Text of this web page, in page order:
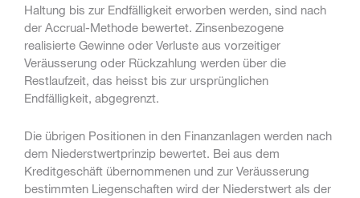
Haltung bis zur Endfälligkeit erworben werden, sind nach
der Accrual-Methode bewertet. Zinsenbezogene
realisierte Gewinne oder Verluste aus vorzeitiger
Veräusserung oder Rückzahlung werden über die
Restlaufzeit, das heisst bis zur ursprünglichen
Endfälligkeit, abgegrenzt.
Die übrigen Positionen in den Finanzanlagen werden nach
dem Niederstwertprinzip bewertet. Bei aus dem
Kreditgeschäft übernommenen und zur Veräusserung
bestimmten Liegenschaften wird der Niederstwert als der